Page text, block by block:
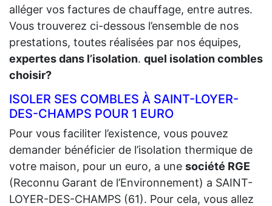
alléger vos factures de chauffage, entre autres.
Vous trouverez ci-dessous l’ensemble de nos
prestations, toutes réalisées par nos équipes,
expertes dans l’isolation. quel isolation combles
choisir?
ISOLER SES COMBLES À SAINT-LOYER-
DES-CHAMPS POUR 1 EURO
Pour vous faciliter l’existence, vous pouvez
demander bénéficier de l’isolation thermique de
votre maison, pour un euro, a une société RGE
(Reconnu Garant de l’Environnement) a SAINT-
LOYER-DES-CHAMPS (61). Pour cela, vous allez